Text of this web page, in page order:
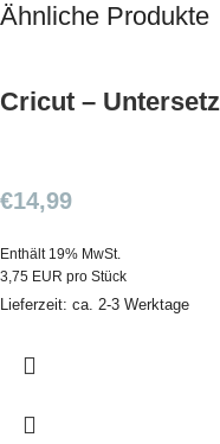
Ähnliche Produkte
Cricut –
€14,99
Enthält 19% MwSt.
3,75 EUR pro Stück
Lieferzeit: ca. 2-3 Werktage